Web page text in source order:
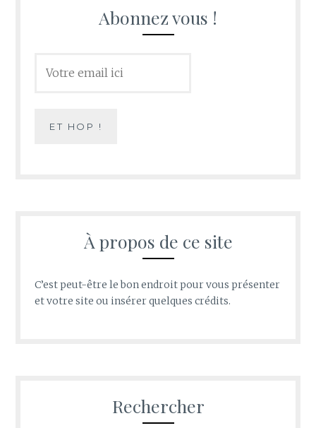
Abonnez vous !
À propos de ce site
C’est peut-être le bon endroit pour vous présenter
et votre site ou insérer quelques crédits.
Rechercher